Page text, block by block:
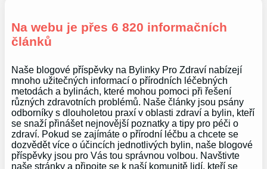
Na webu je přes 6 820 informačních
článků
Naše blogové příspěvky na Bylinky Pro Zdraví nabízejí
mnoho užitečných informací o přírodních léčebných
metodách a bylinách, které mohou pomoci při řešení
různých zdravotních problémů. Naše články jsou psány
odborníky s dlouholetou praxí v oblasti zdraví a bylin, kteří
se snaží přinášet nejnovější poznatky a tipy pro péči o
zdraví. Pokud se zajímáte o přírodní léčbu a chcete se
dozvědět více o účincích jednotlivých bylin, naše blogové
příspěvky jsou pro Vás tou správnou volbou. Navštivte
naše stránky a připojte se k naší komunitě lidí, kteří se